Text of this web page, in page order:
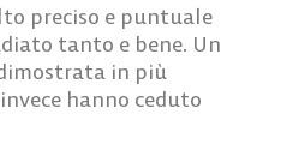
preciso e puntuale
tanto e bene. Un
in più
hanno ceduto